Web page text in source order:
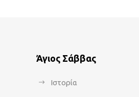
Άγιος Σάββας
Ιστορία